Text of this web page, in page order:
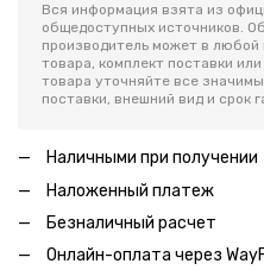
Вся информация взята из
общедоступных источников.
производитель может в
товара, комплект поставки
товара уточняйте все
поставки, внешний вид и срок
Наличными при получении
Наложенный платеж
Безналичный расчет
Онлайн-оплата через